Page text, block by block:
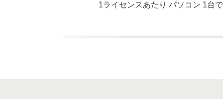
1ライセンスあたり パソコン 1台